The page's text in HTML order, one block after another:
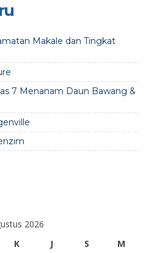
Makale dan Tingkat
7 Menanam Daun Bawang &
2026
K J S
M